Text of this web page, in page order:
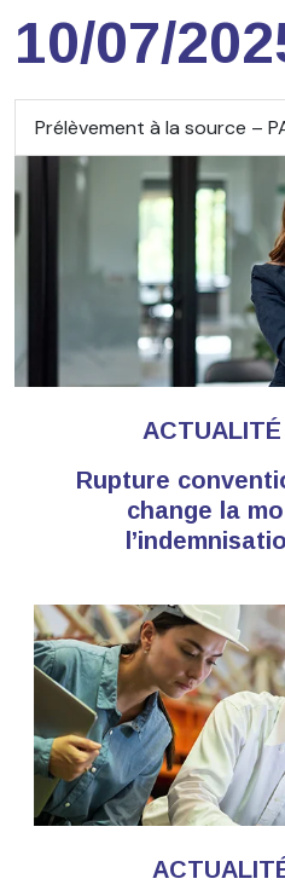
10/07/
Prélèvement à la source –
Rupture
change la